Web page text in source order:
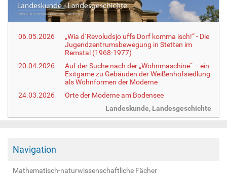
e
:
06.05.2026
„Wia d´Revoludsjo uffs Dorf komma isch!“ - Die
Jugendzentrumsbewegung in Stetten im
Remstal (1968-1977)
20.04.2026
Auf der Suche nach der „Wohnmaschine“ – ein
Exitgame zu Gebäuden der Weißenhofsiedlung
als Wohnformen der Moderne
24.03.2026
Orte der Moderne am Bodensee
Landeskunde, Landesgeschichte
Navigation
Mathematisch-naturwissenschaftliche Fächer